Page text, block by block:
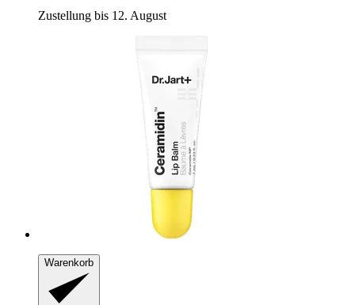
Zustellung bis 12. August
Warenkorb